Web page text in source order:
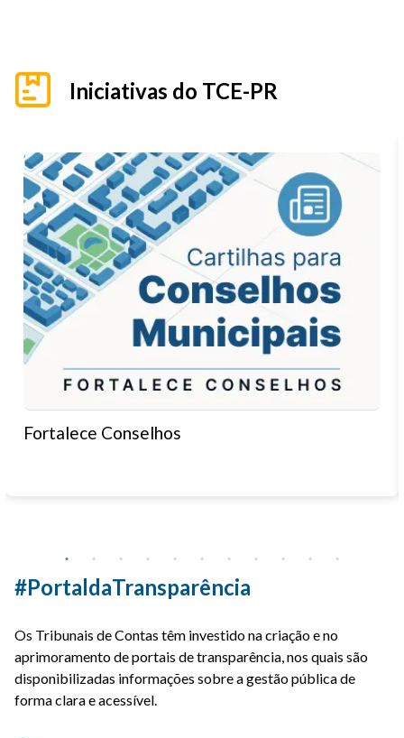
Iniciativas do TCE-PR
Fortalece Conselhos
#PortaldaTransparência
Os Tribunais de Contas têm investido na criação e no
aprimoramento de portais de transparência, nos quais são
disponibilizadas informações sobre a gestão pública de
forma clara e acessível.